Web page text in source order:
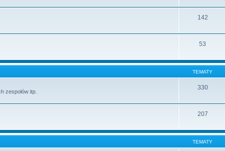
142
53
TEMATY
zespołów itp.
330
207
TEMATY